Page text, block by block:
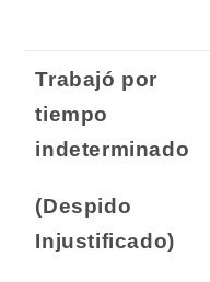
Trabajó por
tiempo
indeterminado
(Despido
Injustificado)